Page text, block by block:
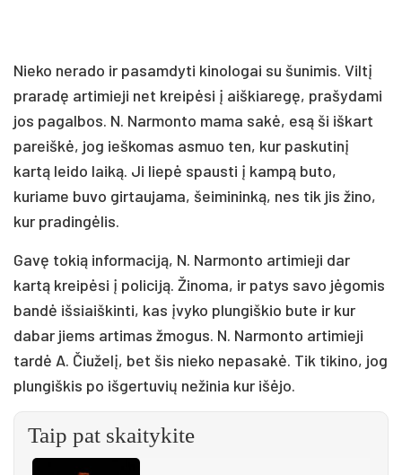
Nieko nerado ir pasamdyti kinologai su šunimis. Viltį
praradę artimieji net kreipėsi į aiškiaregę, prašydami
jos pagalbos. N. Narmonto mama sakė, esą ši iškart
pareiškė, jog ieškomas asmuo ten, kur paskutinį
kartą leido laiką. Ji liepė spausti į kampą buto,
kuriame buvo girtaujama, šeimininką, nes tik jis žino,
kur pradingėlis.
Gavę tokią informaciją, N. Narmonto artimieji dar
kartą kreipėsi į policiją. Žinoma, ir patys savo jėgomis
bandė išsiaiškinti, kas įvyko plungiškio bute ir kur
dabar jiems artimas žmogus. N. Narmonto artimieji
tardė A. Čiuželį, bet šis nieko nepasakė. Tik tikino, jog
plungiškis po išgertuvių nežinia kur išėjo.
Taip pat skaitykite